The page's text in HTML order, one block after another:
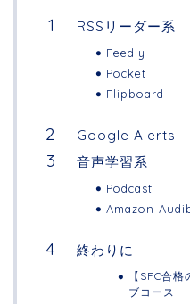
RSSリーダー系
Feedly
Pocket
Flipboard
Google Alerts
音声学習系
Podcast
Amazon
終わりに
【SFC合
ブコース